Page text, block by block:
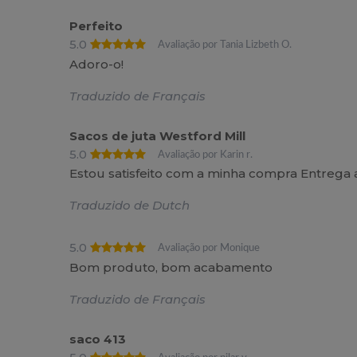
Perfeito
5.0
Avaliação por Tania Lizbeth O.
Adoro-o!
Traduzido de Français
Sacos de juta Westford Mill
5.0
Avaliação por Karin r.
Estou satisfeito com a minha compra Entrega
Traduzido de Dutch
5.0 Avaliação por Monique
Bom produto, bom acabamento
Traduzido de Français
saco 413